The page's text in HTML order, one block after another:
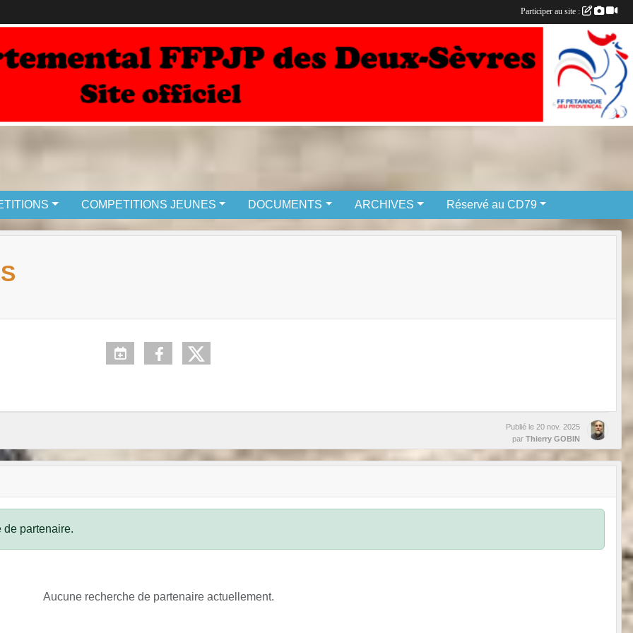
COMPETITIONS JEUNES DOCUMENTS ARCHIVES Réservé au CD79
Publié le 20 nov. 2025
par Thierry GOBIN
de partenaire.
Aucune recherche de partenaire actuellement.
Participer au site :